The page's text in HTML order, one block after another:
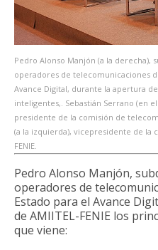
Pedro Alonso Manjón (a la
operadores de telecomunicaciones
Avance Digital, durante la apertura
inteligentes,. Sebastián Serrano (en
presidente de la comisión de
(a la izquierda), vicepresidente de la
FENIE.
Pedro Alonso Manjón,
operadores de
Estado para el Avance
de AMIITEL-FENIE los
que viene: